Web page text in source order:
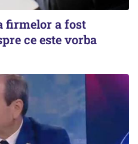
firmelor a fost
ce este vorba